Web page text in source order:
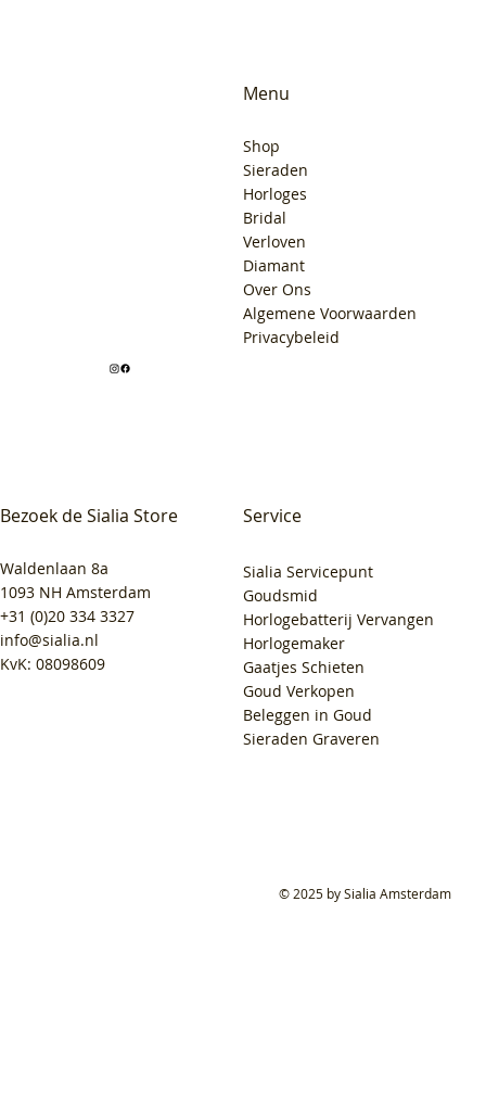
Bezoek de Sialia Store
Waldenlaan 8a
1093 NH Amsterdam
+31 (0)20 334 3327
info@sialia.nl
KvK: 08098609
Menu
Shop
Sieraden
Horloges
Bridal
Verloven
Diamant
Over Ons
Algemene Voorwaarden
Privacybeleid
Service
Sialia Servicepunt
Goudsmid
Horlogebatterij Vervangen
Horlogemaker
Gaatjes Schieten
Goud Verkopen
Beleggen in Goud
Sieraden Graveren
© 2025 by Sialia Amsterdam